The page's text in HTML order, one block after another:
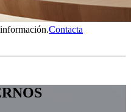
Contacta